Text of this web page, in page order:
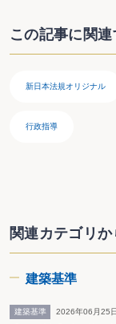
イン
スポ
建築
行政
この記事に関
新日本法規オリジナル
行政指導
関連カテゴリ
建築基準
建築基準 2026年06月25日